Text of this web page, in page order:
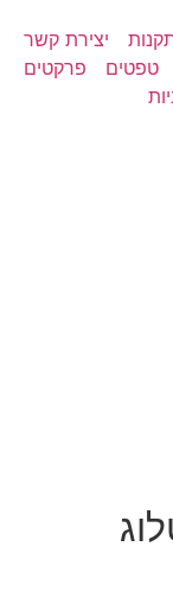
יצירת קשר
טפטים
פרקטים